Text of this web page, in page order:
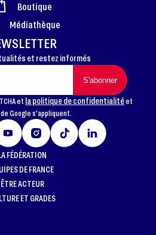
FOOTER
et restez informés
et la politique de confidentialitéet
de Google s'appliquent.
Boutique
Médiathèque
FÉDÉRATION
DE FRANCE
ÊTRE ACTEUR
ET GRADES